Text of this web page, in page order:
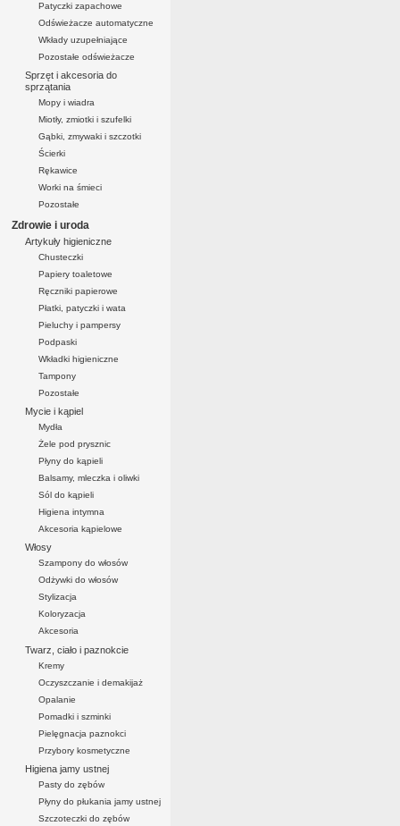
Patyczki zapachowe
Odświeżacze automatyczne
Wkłady uzupełniające
Pozostałe odświeżacze
Sprzęt i akcesoria do
sprzątania
Mopy i wiadra
Miotły, zmiotki i szufelki
Gąbki, zmywaki i szczotki
Ścierki
Rękawice
Worki na śmieci
Pozostałe
Zdrowie i uroda
Artykuły higieniczne
Chusteczki
Papiery toaletowe
Ręczniki papierowe
Płatki, patyczki i wata
Pieluchy i pampersy
Podpaski
Wkładki higieniczne
Tampony
Pozostałe
Mycie i kąpiel
Mydła
Żele pod prysznic
Płyny do kąpieli
Balsamy, mleczka i oliwki
Sól do kąpieli
Higiena intymna
Akcesoria kąpielowe
Włosy
Szampony do włosów
Odżywki do włosów
Stylizacja
Koloryzacja
Akcesoria
Twarz, ciało i paznokcie
Kremy
Oczyszczanie i demakijaż
Opalanie
Pomadki i szminki
Pielęgnacja paznokci
Przybory kosmetyczne
Higiena jamy ustnej
Pasty do zębów
Płyny do płukania jamy ustnej
Szczoteczki do zębów